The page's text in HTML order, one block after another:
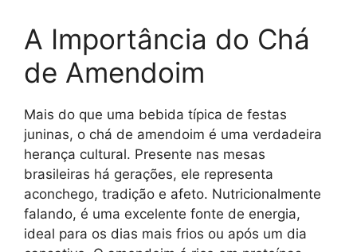
A Importância do Chá
de Amendoim
Mais do que uma bebida típica de festas
juninas, o chá de amendoim é uma verdadeira
herança cultural. Presente nas mesas
brasileiras há gerações, ele representa
aconchego, tradição e afeto. Nutricionalmente
falando, é uma excelente fonte de energia,
ideal para os dias mais frios ou após um dia